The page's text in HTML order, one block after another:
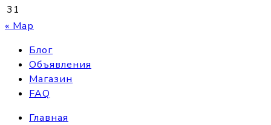
31
« Мар
Блог
Объявления
Магазин
FAQ
Главная